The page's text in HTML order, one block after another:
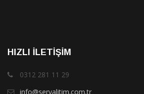
HIZLI İLETIŞIM
0312 281 11 29
info@seryalitim.com.tr